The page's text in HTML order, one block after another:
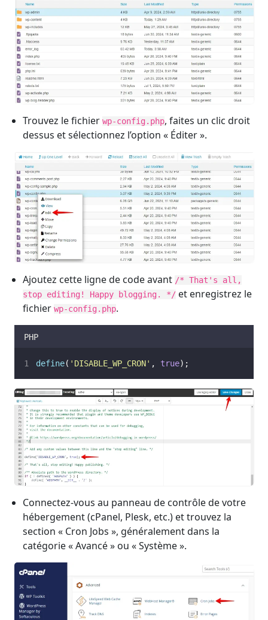
Trouvez le fichierwp-config.php, faites un clic droit
dessus et sélectionnez l’option « Éditer ».
Ajoutez cette ligne de code avant /* That's all,
stop editing! Happy blogging. */ et enregistrez le
fichierwp-config.php.
PHP
define( ' DISABLE_WP_CRON' , true);
Connectez-vous au panneau de contrôle de votre
hébergement (cPanel, Plesk, etc.) et trouvez la
section « Cron Jobs », généralement dans la
catégorie « Avancé » ou « Système ».